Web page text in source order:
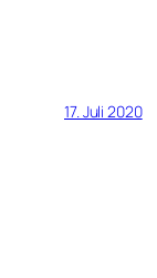
17. Juli 2020